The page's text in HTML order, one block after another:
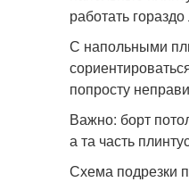
работать гораздо
С напольными
попросту
Важно: борт
а та часть
Схема подрезки